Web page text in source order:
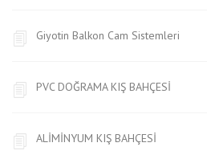
Giyotin Balkon Cam Sistemleri
PVC DOĞRAMA KIŞ BAHÇESİ
ALİMİNYUM KIŞ BAHÇESİ